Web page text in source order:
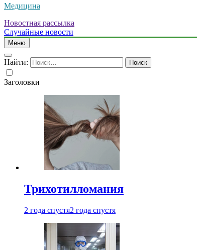
Медицина
Новостная рассылка
Случайные новости
Меню
Найти:
Заголовки
Трихотилломания
2 года спустя2 года спустя